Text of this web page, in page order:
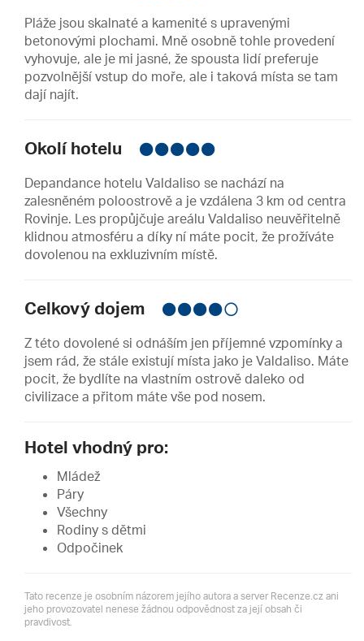
Pláže jsou skalnaté a kamenité s upravenými
betonovými plochami. Mně osobně tohle provedení
vyhovuje, ale je mi jasné, že spousta lidí preferuje
pozvolnější vstup do moře, ale i taková místa se tam
dají najít.
Okolí hotelu
Depandance hotelu Valdaliso se nachází na
zalesněném poloostrově a je vzdálena 3 km od centra
Rovinje. Les propůjčuje areálu Valdaliso neuvěřitelně
klidnou atmosféru a díky ní máte pocit, že prožíváte
dovolenou na exkluzivním místě.
Celkový dojem
Z této dovolené si odnáším jen příjemné vzpomínky a
jsem rád, že stále existují místa jako je Valdaliso. Máte
pocit, že bydlíte na vlastním ostrově daleko od
civilizace a přitom máte vše pod nosem.
Hotel vhodný pro:
Mládež
Páry
Všechny
Rodiny s dětmi
Odpočinek
Tato recenze je osobním názorem jejího autora a server Recenze.cz ani
jeho provozovatel nenese žádnou odpovědnost za její obsah či
pravdivost.